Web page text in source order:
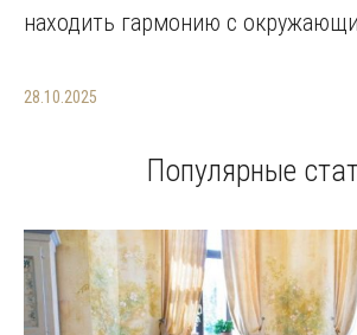
находить гармонию с
28.10.2025
Популярные